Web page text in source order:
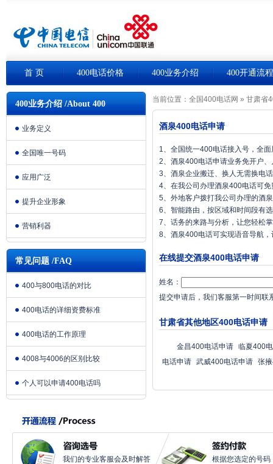
首 页 400电话价格 400业务介绍 400开通流程
400业务介绍 /About 400
业务定义
全国唯一号码
应用广泛
提升企业形象
营销利器
常见问题 /FAQ
400与800电话的对比
400电话的详细资费标准
400电话的工作原理
4008与4006的区别比较
个人可以申请400电话吗
当前位置： 全国400电话网 » 甘肃省
酒泉400电话申请
1、全国统一400电话接入号，全
2、酒泉400电话申请业务免开户
3、酒泉企业搬迁、换人无需换电
4、在我公司办理酒泉400电话可
5、外地客户拨打我公司办理的酒
6、智能路由，按区域和时间段有
7、话务的来路与分析，让您轻松
8、酒泉400电话可实现语音导航
在线提交酒泉400电话申请
姓名：
提交申请后，我们客服第一时间联
甘肃省其他地区400电话申请
金昌400电话申请 临夏400
电话申请 武威400电话申请 张
我们的专业客服会及时解答
根据您选定的号码